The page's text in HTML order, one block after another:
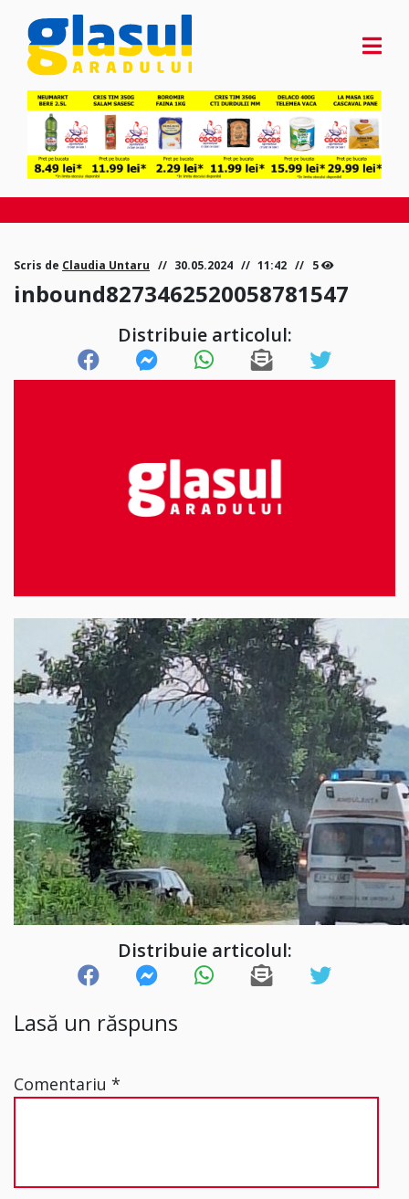
Scris de Claudia Untaru 30.05.2024 11:42 5
inbound8273462520058781547
Distribuie articolul:
Distribuie articolul:
Lasă un răspuns
Comentariu *